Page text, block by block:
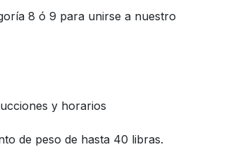
8 ó 9 para unirse a nuestro
y horarios
de peso de hasta 40 libras.